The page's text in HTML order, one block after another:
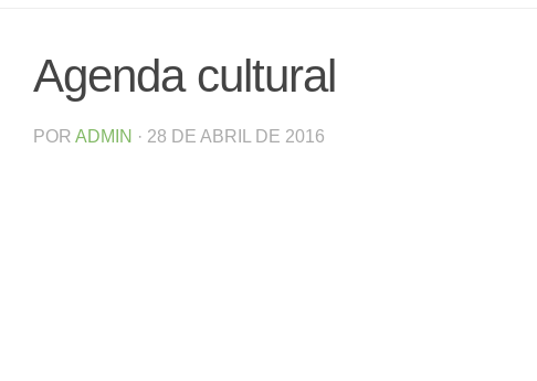
Agenda cultural
POR ADMIN · 28 DE ABRIL DE 2016